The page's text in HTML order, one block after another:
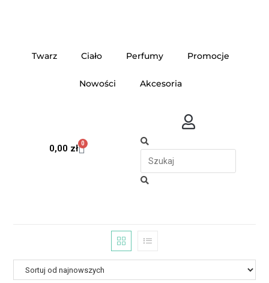
Twarz Ciało Perfumy Promocje
Nowości Akcesoria
0,00 zł 0